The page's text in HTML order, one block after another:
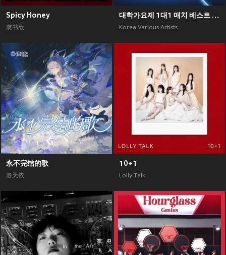
Spicy Honey
虞书欣
대학가요제 1대1 매치 베스트 PART3, 연합미션 베스트 PART1
Korea Various Artists
永不完结的歌
洛天依
10+1
Lolly Talk